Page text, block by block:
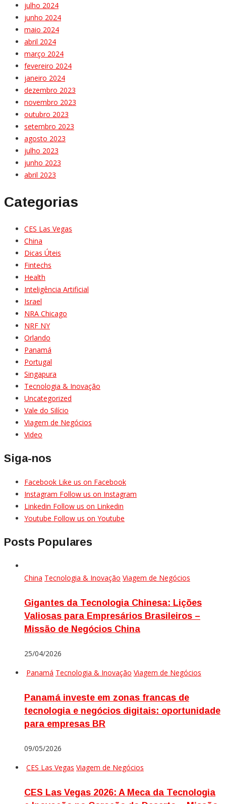
julho 2024
junho 2024
maio 2024
abril 2024
março 2024
fevereiro 2024
janeiro 2024
dezembro 2023
novembro 2023
outubro 2023
setembro 2023
agosto 2023
julho 2023
junho 2023
abril 2023
Categorias
CES Las Vegas
China
Dicas Úteis
Fintechs
Health
Inteligência Artificial
Israel
NRA Chicago
NRF NY
Orlando
Panamá
Portugal
Singapura
Tecnologia & Inovação
Uncategorized
Vale do Silício
Viagem de Negócios
Video
Siga-nos
Facebook Like us on Facebook
Instagram Follow us on Instagram
Linkedin Follow us on Linkedin
Youtube Follow us on Youtube
Posts Populares
China Tecnologia & Inovação Viagem de Negócios
Gigantes da Tecnologia Chinesa: Lições
Valiosas para Empresários Brasileiros –
Missão de Negócios China
25/04/2026
Panamá Tecnologia & Inovação Viagem de Negócios
Panamá investe em zonas francas de
tecnologia e negócios digitais: oportunidade
para empresas BR
09/05/2026
CES Las Vegas Viagem de Negócios
CES Las Vegas 2026: A Meca da Tecnologia